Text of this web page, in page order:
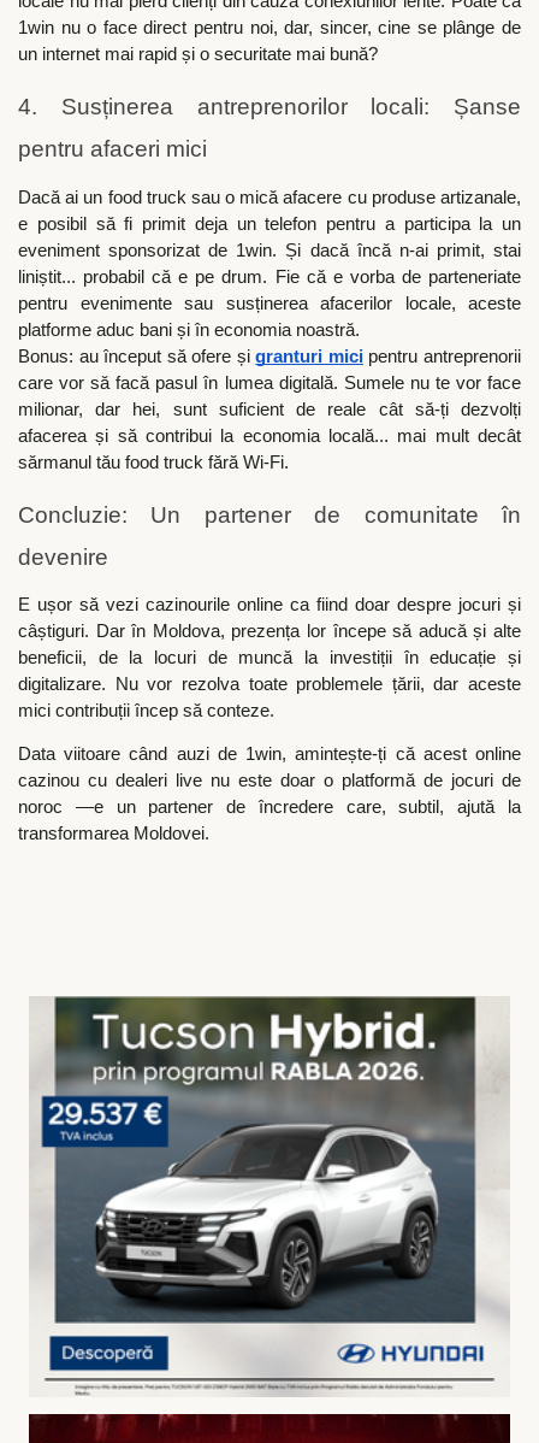
1win nu o face direct pentru noi, dar, sincer, cine se plânge de
un internet mai rapid și o securitate mai bună?
4. Susținerea antreprenorilor locali: Șanse
pentru afaceri mici
Dacă ai un food truck sau o mică afacere cu produse artizanale,
e posibil să fi primit deja un telefon pentru a participa la un
eveniment sponsorizat de 1win. Și dacă încă n-ai primit, stai
liniștit... probabil că e pe drum. Fie că e vorba de parteneriate
pentru evenimente sau susținerea afacerilor locale, aceste
platforme aduc bani și în economia noastră.
Bonus: au început să ofere șigranturi micipentru antreprenorii
care vor să facă pasul în lumea digitală. Sumele nu te vor face
milionar, dar hei, sunt suficient de reale cât să-ți dezvolți
afacerea și să contribui la economia locală... mai mult decât
sărmanul tău food truck fără Wi-Fi.
Concluzie: Un partener de comunitate în
devenire
E ușor să vezi cazinourile online ca fiind doar despre jocuri și
câștiguri. Dar în Moldova, prezența lor începe să aducă și alte
beneficii, de la locuri de muncă la investiții în educație și
digitalizare. Nu vor rezolva toate problemele țării, dar aceste
mici contribuții încep să conteze.
Data viitoare când auzi de 1win, amintește-ți că acest online
cazinou cu dealeri live nu este doar o platformă de jocuri de
noroc —e un partener de încredere care, subtil, ajută la
transformarea Moldovei.